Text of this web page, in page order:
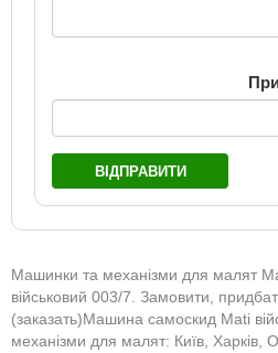
ВІДПРАВИТИ
Машинки та механізми для малят
військовий 003/7. Замовити,
(заказать)Машина самоскид Mati
механізми для малят: Київ, Харків,